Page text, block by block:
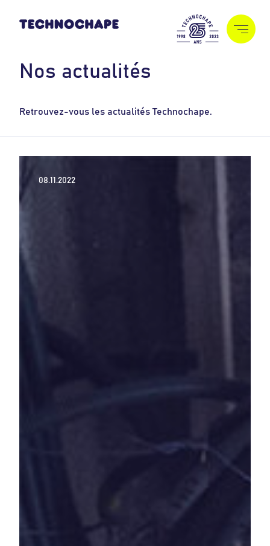
N os actualités
Retrouvez-vous les actualités Technochape.
08.11.2022